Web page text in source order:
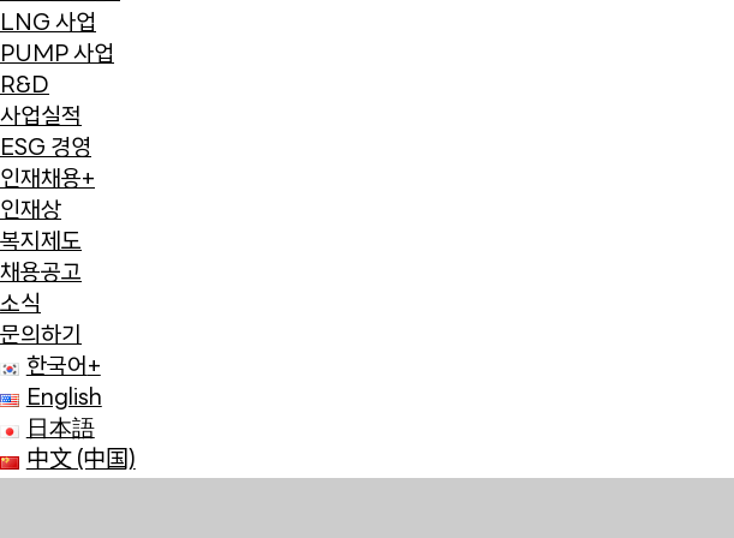
LNG 사업
PUMP 사업
R&D
사업실적
ESG 경영
인재채용+
인재상
복지제도
채용공고
소식
문의하기
한국어 +
English
日本語
中文 (中国)